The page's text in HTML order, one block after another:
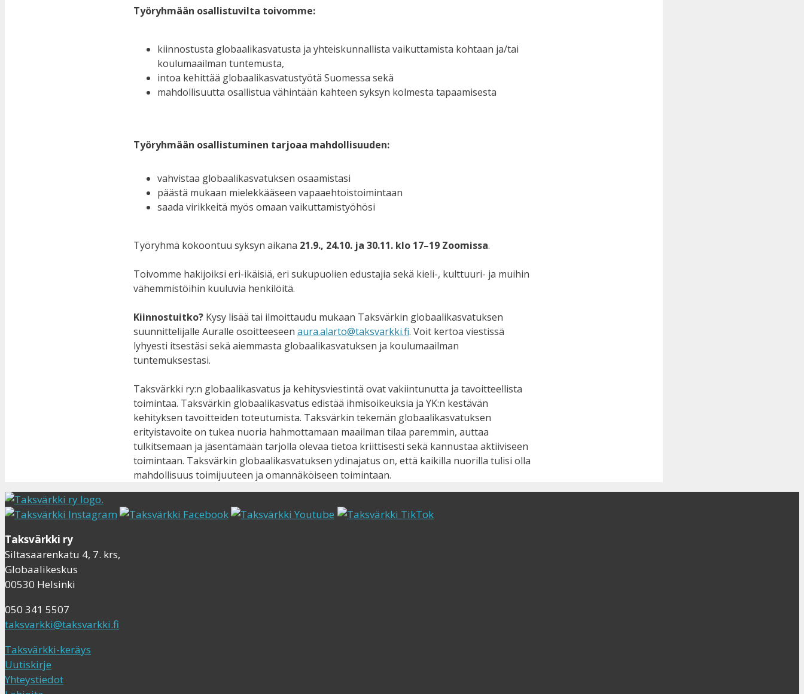
Työryhmään osallistuvilta toivomme:
kiinnostusta globaalikasvatusta ja yhteiskunnallista vaikuttamista kohtaan ja/tai
koulumaailman tuntemusta,
intoa kehittää globaalikasvatustyötä Suomessa sekä
mahdollisuutta osallistua vähintään kahteen syksyn kolmesta tapaamisesta
Työryhmään osallistuminen tarjoaa mahdollisuuden:
vahvistaa globaalikasvatuksen osaamistasi
päästä mukaan mielekkääseen vapaaehtoistoimintaan
saada virikkeitä myös omaan vaikuttamistyöhösi
Työryhmä kokoontuu syksyn aikana 21.9., 24.10. ja 30.11. klo 17–19 Zoomissa.
Toivomme hakijoiksi eri-ikäisiä, eri sukupuolien edustajia sekä kieli-, kulttuuri- ja muihin
vähemmistöihin kuuluvia henkilöitä.
Kiinnostuitko? Kysy lisää tai ilmoittaudu mukaan Taksvärkin globaalikasvatuksen
suunnittelijalle Auralle osoitteeseen aura.alarto@taksvarkki.fi. Voit kertoa viestissä
lyhyesti itsestäsi sekä aiemmasta globaalikasvatuksen ja koulumaailman
tuntemuksestasi.
Taksvärkki ry:n globaalikasvatus ja kehitysviestintä ovat vakiintunutta ja tavoitteellista
toimintaa. Taksvärkin globaalikasvatus edistää ihmisoikeuksia ja YK:n kestävän
kehityksen tavoitteiden toteutumista. Taksvärkin tekemän globaalikasvatuksen
erityistavoite on tukea nuoria hahmottamaan maailman tilaa paremmin, auttaa
tulkitsemaan ja jäsentämään tarjolla olevaa tietoa kriittisesti sekä kannustaa aktiiviseen
toimintaan. Taksvärkin globaalikasvatuksen ydinajatus on, että kaikilla nuorilla tulisi olla
mahdollisuus toimijuuteen ja omannäköiseen toimintaan.
Taksvärkki ry
Siltasaarenkatu 4, 7. krs,
Globaalikeskus
00530 Helsinki
050 341 5507
taksvarkki@taksvarkki.fi
Taksvärkki-keräys
Uutiskirje
Yhteystiedot